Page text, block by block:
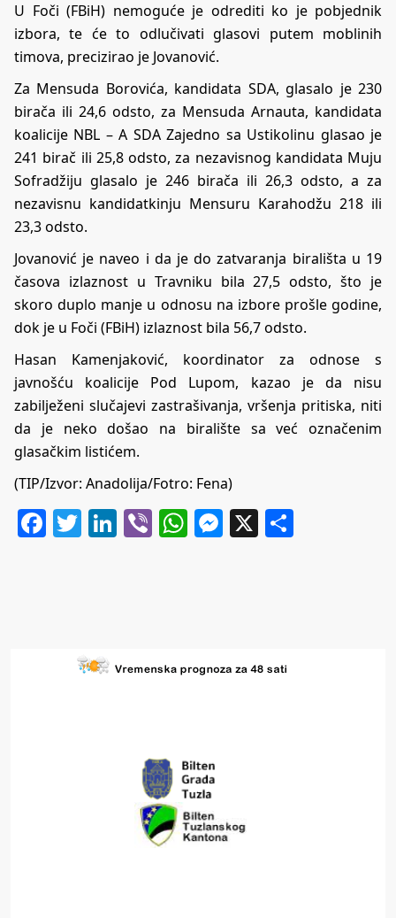
U Foči (FBiH) nemoguće je odrediti ko je pobjednik
izbora, te će to odlučivati glasovi putem moblinih
timova, precizirao je Jovanović.
Za Mensuda Borovića, kandidata SDA, glasalo je 230
birača ili 24,6 odsto, za Mensuda Arnauta, kandidata
koalicije NBL – A SDA Zajedno sa Ustikolinu glasao je
241 birač ili 25,8 odsto, za nezavisnog kandidata Muju
Sofradžiju glasalo je 246 birača ili 26,3 odsto, a za
nezavisnu kandidatkinju Mensuru Karahodžu 218 ili
23,3 odsto.
Jovanović je naveo i da je do zatvaranja birališta u 19
časova izlaznost u Travniku bila 27,5 odsto, što je
skoro duplo manje u odnosu na izbore prošle godine,
dok je u Foči (FBiH) izlaznost bila 56,7 odsto.
Hasan Kamenjaković, koordinator za odnose s
javnošću koalicije Pod Lupom, kazao je da nisu
zabilježeni slučajevi zastrašivanja, vršenja pritiska, niti
da je neko došao na biralište sa već označenim
glasačkim listićem.
(TIP/Izvor: Anadolija/Fotro: Fena)
Facebook
Twitter
LinkedIn
ViberWhatsApp
Messenger
X